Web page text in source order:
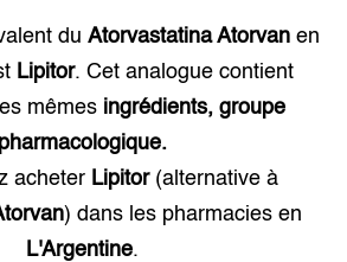
du Atorvastatina Atorvanen
Lipitor. Cet analogue contient
mêmes ingrédients, groupe
pharmacologique.
acheter Lipitor(alternative à
) dans les pharmacies en
L'Argentine.